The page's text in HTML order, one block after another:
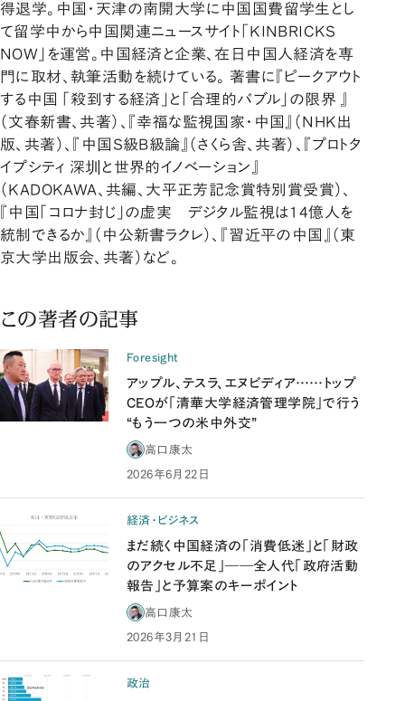
得退学。中国・天津の南開大学に中国国費留学生とし
て留学中から中国関連ニュースサイト「KINBRICKS
NOW」を運営。中国経済と企業、在日中国人経済を専
門に取材、執筆活動を続けている。 著書に『ピークアウト
する中国 「殺到する経済」と「合理的バブル」の限界 』
（文春新書、共著）、『幸福な監視国家・中国』（NHK出
版、共著）、『中国S級B級論』（さくら舎、共著）、『プロトタ
イプシティ 深圳と世界的イノベーション』
（KADOKAWA、共編、大平正芳記念賞特別賞受賞）、
『中国「コロナ封じ」の虚実 デジタル監視は14億人を
統制できるか』（中公新書ラクレ）、『習近平の中国』（東
京大学出版会、共著）など。
この著者の記事
Foresight
アップル、テスラ、エヌビディア……トップ
CEOが「清華大学経済管理学院」で行う
“もう一つの米中外交”
高口康太
2026年6月22日
経済・ビジネス
まだ続く中国経済の「消費低迷」と「財政
のアクセル不足」――全人代「政府活動
報告」と予算案のキーポイント
高口康太
2026年3月21日
政治